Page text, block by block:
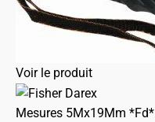
Voir le produit
Mesures 5Mx19Mm *Fd*